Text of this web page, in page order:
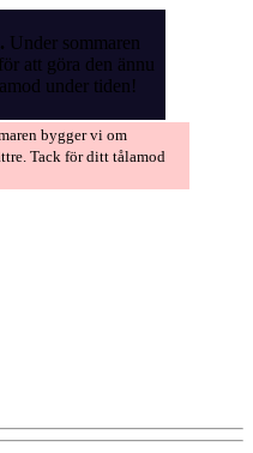
Under sommaren
att göra den ännu
under tiden!
bygger vi om
Tack för ditt tålamod